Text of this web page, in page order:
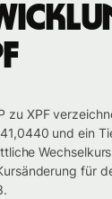
zu XPF
und ein
für